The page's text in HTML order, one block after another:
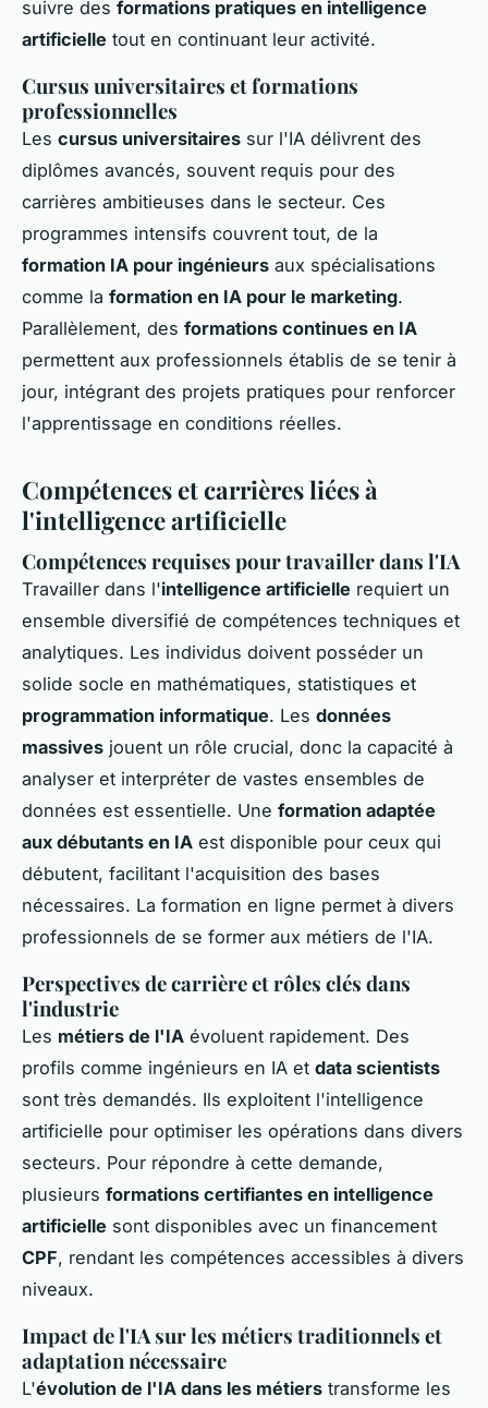
suivre des formations pratiques en intelligence
artificielle tout en continuant leur activité.
Cursus universitaires et formations
professionnelles
Les cursus universitaires sur l'IA délivrent des
diplômes avancés, souvent requis pour des
carrières ambitieuses dans le secteur. Ces
programmes intensifs couvrent tout, de la
formation IA pour ingénieurs aux spécialisations
comme la formation en IA pour le marketing.
Parallèlement, des formations continues en IA
permettent aux professionnels établis de se tenir à
jour, intégrant des projets pratiques pour renforcer
l'apprentissage en conditions réelles.
Compétences et carrières liées à
l'intelligence artificielle
Compétences requises pour travailler dans l'IA
Travailler dans l'intelligence artificielle requiert un
ensemble diversifié de compétences techniques et
analytiques. Les individus doivent posséder un
solide socle en mathématiques, statistiques et
programmation informatique. Les données
massives jouent un rôle crucial, donc la capacité à
analyser et interpréter de vastes ensembles de
données est essentielle. Une formation adaptée
aux débutants en IA est disponible pour ceux qui
débutent, facilitant l'acquisition des bases
nécessaires. La formation en ligne permet à divers
professionnels de se former aux métiers de l'IA.
Perspectives de carrière et rôles clés dans
l'industrie
Les métiers de l'IA évoluent rapidement. Des
profils comme ingénieurs en IA et data scientists
sont très demandés. Ils exploitent l'intelligence
artificielle pour optimiser les opérations dans divers
secteurs. Pour répondre à cette demande,
plusieurs formations certifiantes en intelligence
artificielle sont disponibles avec un financement
CPF, rendant les compétences accessibles à divers
niveaux.
Impact de l'IA sur les métiers traditionnels et
adaptation nécessaire
L'évolution de l'IA dans les métiers transforme les